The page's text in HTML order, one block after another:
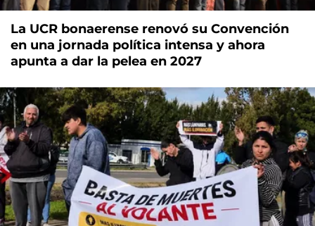
La UCR bonaerense renovó su Convención
en una jornada política intensa y ahora
apunta a dar la pelea en 2027